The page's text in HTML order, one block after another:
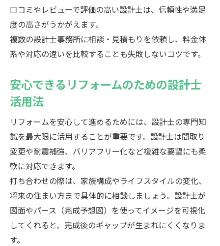
口コミやレビューで評価の高い設計士は、信頼性や満足
度の高さがうかがえます。
複数の設計士事務所に相談・見積もりを依頼し、料金体
系や対応の違いを比較することも失敗しないコツです。
安心できるリフォームのための設計士
活用法
リフォームを安心して進めるためには、設計士の専門知
識を最大限に活用することが重要です。設計士は間取り
変更や耐震補強、バリアフリー化など複雑な要望にも柔
軟に対応できます。
打ち合わせの際は、家族構成やライフスタイルの変化、
将来の住まい方まで具体的に相談しましょう。設計士が
図面やパース（完成予想図）を使ってイメージを可視化
してくれると、完成後のギャップが生まれにくくなりま
す。